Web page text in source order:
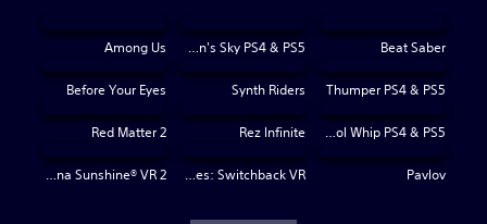
Beat Saber
No Man's Sky PS4 & PS5
Among Us
Thumper PS4 & PS5
Synth Riders
Before Your Eyes
Pistol Whip PS4 & PS5
Rez Infinite
Red Matter 2
Pavlov
The Dark Pictures: Switchback VR
Arizona Sunshine® VR 2